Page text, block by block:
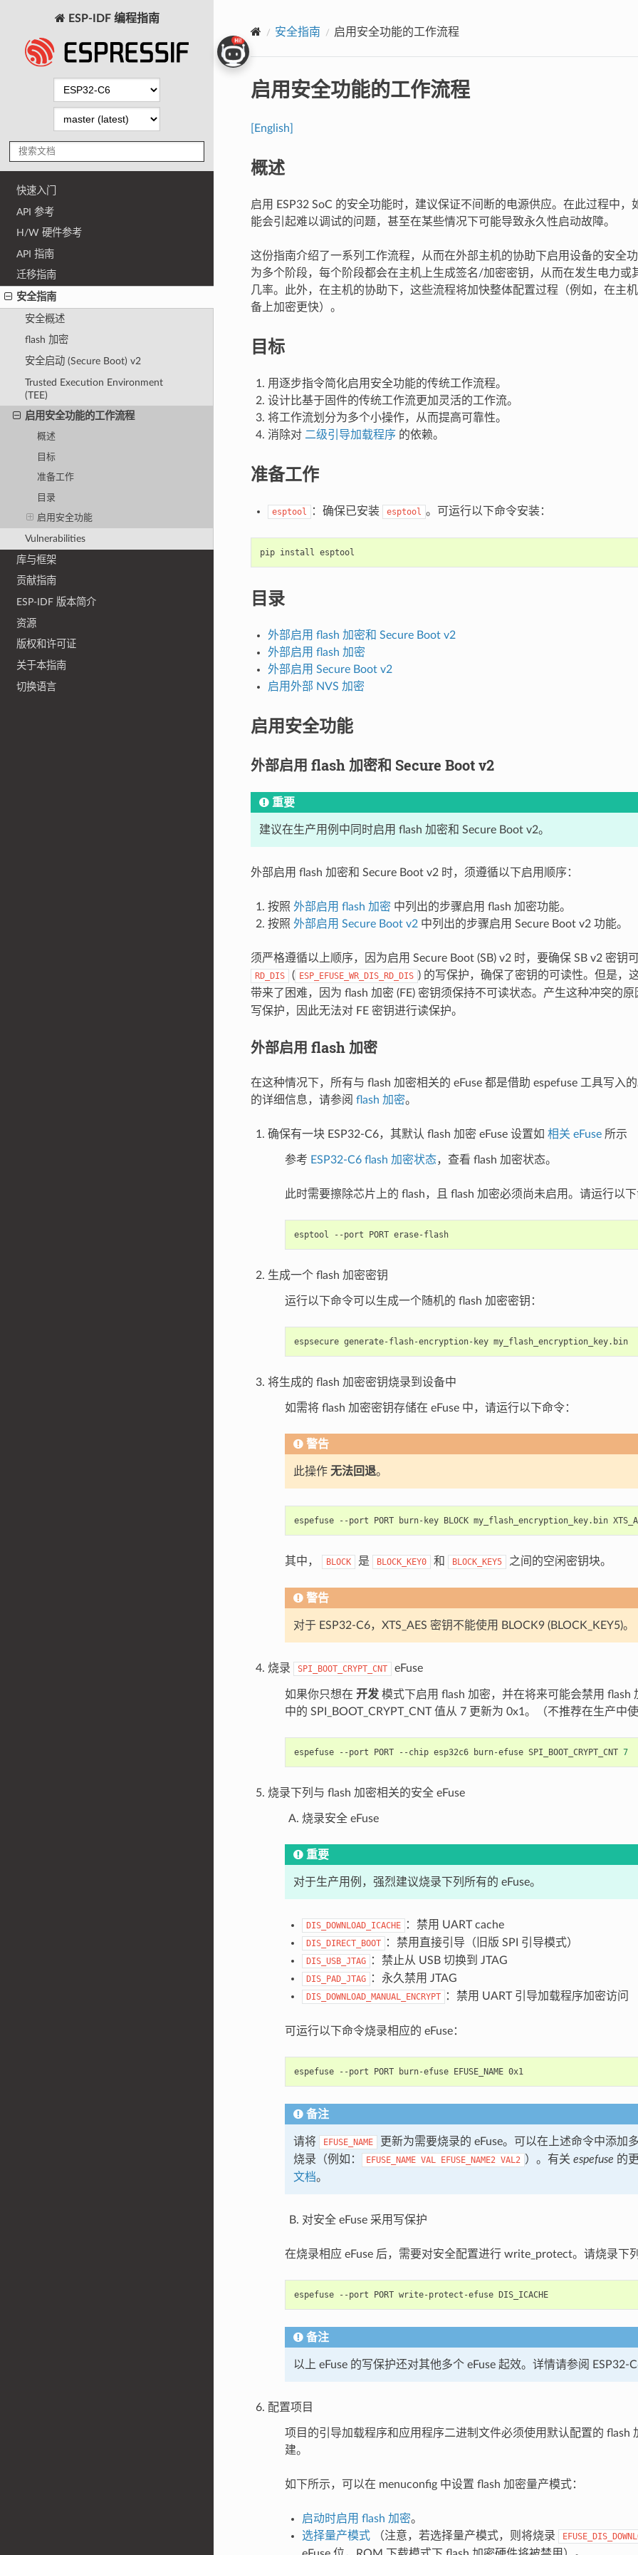
ESP-IDF 编程指南
快速入门
API 参考
H/W 硬件参考
API 指南
迁移指南
安全指南
安全概述
flash 加密
安全启动 (Secure Boot) v2
Trusted Execution Environment
(TEE)
启用安全功能的工作流程
概述
目标
准备工作
目录
启用安全功能
Vulnerabilities
库与框架
贡献指南
ESP-IDF 版本简介
资源
版权和许可证
关于本指南
切换语言
安全指南 启用安全功能的工作流程
启用安全功能的工作流程
[English]
概述
启用 ESP32 SoC 的安全功能时，建议保证不间断的电源供应。在此过程中，
能会引起难以调试的问题，甚至在某些情况下可能导致永久性启动故障。
这份指南介绍了一系列工作流程，从而在外部主机的协助下启用设备的安全
为多个阶段，每个阶段都会在主机上生成签名/加密密钥，从而在发生电力或
几率。此外，在主机的协助下，这些流程将加快整体配置过程（例如，在主
备上加密更快）。
目标
用逐步指令简化启用安全功能的传统工作流程。
设计比基于固件的传统工作流更加灵活的工作流。
将工作流划分为多个小操作，从而提高可靠性。
消除对 二级引导加载程序 的依赖。
准备工作
esptool ：确保已安装 esptool 。可运行以下命令安装：
pip install
目录
外部启用 flash 加密和 Secure Boot v2
外部启用 flash 加密
外部启用 Secure Boot v2
启用外部 NVS 加密
启用安全功能
外部启用 flash 加密和 Secure Boot v2
重要
建议在生产用例中同时启用 flash 加密和 Secure Boot v2。
外部启用 flash 加密和 Secure Boot v2 时，须遵循以下启用顺序：
按照 外部启用 flash 加密 中列出的步骤启用 flash 加密功能。
按照 外部启用 Secure Boot v2中列出的步骤启用 Secure Boot v2 功能。
须严格遵循以上顺序，因为启用 Secure Boot (SB) v2 时，要确保 SB v2 密钥
RD_DIS ( ESP_EFUSE_WR_DIS_RD_DIS ) 的写保护，确保了密钥的可读性。但是，
带来了困难，因为 flash 加密 (FE) 密钥须保持不可读状态。产生这种冲突的原
写保护，因此无法对 FE 密钥进行读保护。
外部启用 flash 加密
在这种情况下，所有与 flash 加密相关的 eFuse 都是借助 espefuse 工具写入
的详细信息，请参阅 flash 加密。
确保有一块 ESP32-C6，其默认 flash 加密 eFuse 设置如 相关 eFuse所示
参考 ESP32-C6 flash 加密状态，查看 flash 加密状态。
此时需要擦除芯片上的 flash，且 flash 加密必须尚未启用。请运行以下
esptool --port PORT erase-flash
生成一个 flash 加密密钥
运行以下命令可以生成一个随机的 flash 加密密钥：
espsecure generate-flash-encryption-key my_flash_encryption_key.bin
将生成的 flash 加密密钥烧录到设备中
如需将 flash 加密密钥存储在 eFuse 中，请运行以下命令：
警告
此操作 无法回退。
espefuse --port PORT burn-key BLOCK my_flash_encryption_key.bin
其中， BLOCK 是 BLOCK_KEY0 和 BLOCK_KEY5 之间的空闲密钥块。
警告
对于 ESP32-C6，XTS_AES 密钥不能使用 BLOCK9 (BLOCK_KEY5)。
烧录 SPI_BOOT_CRYPT_CNT eFuse
如果你只想在 开发模式下启用 flash 加密，并在将来可能会禁用 flash
中的 SPI_BOOT_CRYPT_CNT 值从 7 更新为 0x1。（不推荐在生产中使
espefuse --port PORT --chip esp32c6 burn-efuse SPI_BOOT_CRYPT_CNT 7
烧录下列与 flash 加密相关的安全 eFuse
烧录安全 eFuse
重要
对于生产用例，强烈建议烧录下列所有的 eFuse。
DIS_DOWNLOAD_ICACHE ：禁用 UART cache
DIS_DIRECT_BOOT ：禁用直接引导（旧版 SPI 引导模式）
DIS_USB_JTAG ：禁止从 USB 切换到 JTAG
DIS_PAD_JTAG ：永久禁用 JTAG
DIS_DOWNLOAD_MANUAL_ENCRYPT ：禁用 UART 引导加载程序加密访问
可运行以下命令烧录相应的 eFuse：
espefuse --port PORT burn-efuse EFUSE_NAME 0x1
备注
请将 EFUSE_NAME
更新为需要烧录的 eFuse。可以在上述命令中添加
烧录（例如：
EFUSE_NAME VAL EFUSE_NAME2 VAL2 ）。有关 espefuse 的
文档。
对安全 eFuse 采用写保护
在烧录相应 eFuse 后，需要对安全配置进行 write_protect。请烧录下列
espefuse --port PORT write-protect-efuse DIS_ICACHE
备注
以上 eFuse 的写保护还对其他多个 eFuse 起效。详情请参阅 ESP32-
配置项目
项目的引导加载程序和应用程序二进制文件必须使用默认配置的 flash
建。
如下所示，可以在 menuconfig 中设置 flash 加密量产模式：
启动时启用 flash 加密。
选择量产模式（注意，若选择量产模式，则将烧录